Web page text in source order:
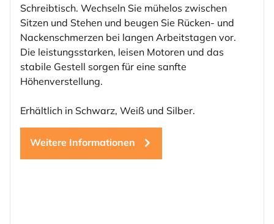
Schreibtisch. Wechseln Sie mühelos zwischen
Sitzen und Stehen und beugen Sie Rücken- und
Nackenschmerzen bei langen Arbeitstagen vor.
Die leistungsstarken, leisen Motoren und das
stabile Gestell sorgen für eine sanfte
Höhenverstellung.
Erhältlich in Schwarz, Weiß und Silber.
Weitere Informationen